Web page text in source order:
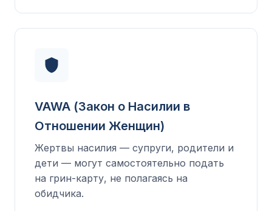
VAWA (Закон о Насилии в
Отношении Женщин)
Жертвы насилия — супруги, родители и
дети — могут самостоятельно подать
на грин-карту, не полагаясь на
обидчика.